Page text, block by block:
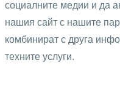
с. Момино
с. Ново село
с. Оризаре
с. Памророво
социалните медии и да
нашия сайт с нашите
комбинират с друга
техните услуги.